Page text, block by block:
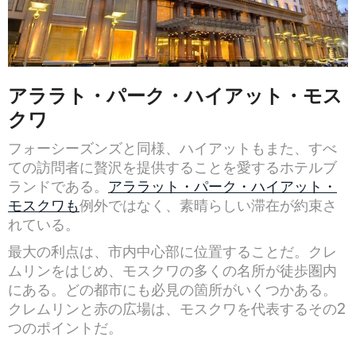
アララト・パーク・ハイアット・モス
クワ
フォーシーズンズと同様、ハイアットもまた、すべ
ての訪問者に贅沢を提供することを愛するホテルブ
ランドである。 アララット・パーク・ハイアット・
モスクワも例外ではなく、素晴らしい滞在が約束さ
れている。
最大の利点は、市内中心部に位置することだ。クレ
ムリンをはじめ、モスクワの多くの名所が徒歩圏内
にある。どの都市にも必見の箇所がいくつかある。
クレムリンと赤の広場は、モスクワを代表するその2
つのポイントだ。